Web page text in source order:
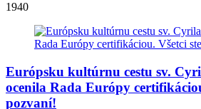
1940
Európsku kultúrnu cestu sv.
ocenila Rada Európy
pozvaní!